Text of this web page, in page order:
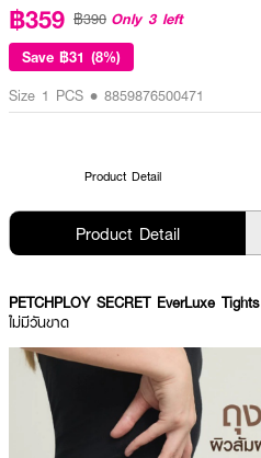
฿359 ฿390 Only 3 left
Save ฿31 (8%)
Size 1 PCS • 8859876500471
Product Detail
Product Detail
PETCHPLOY SECRET EverLuxe Tights
ไม่มีวันขาด